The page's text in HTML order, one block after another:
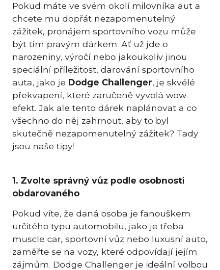
Pokud máte ve svém okolí milovníka aut a
chcete mu dopřát nezapomenutelný
zážitek, pronájem sportovního vozu může
být tím pravým dárkem. Ať už jde o
narozeniny, výročí nebo jakoukoliv jinou
speciální příležitost, darování sportovního
auta, jako je Dodge Challenger, je skvélé
překvapení, které zaručeně vyvolá wow
efekt. Jak ale tento dárek naplánovat a co
všechno do něj zahrnout, aby to byl
skutečně nezapomenutelný zážitek? Tady
jsou naše tipy!
1. Zvolte správný vůz podle osobnosti
obdarovaného
Pokud víte, že daná osoba je fanouškem
určitého typu automobilu, jako je třeba
muscle car, sportovní vůz nebo luxusní auto,
zaměřte se na vozy, které odpovídají jejím
zájmům. Dodge Challenger je ideální volbou